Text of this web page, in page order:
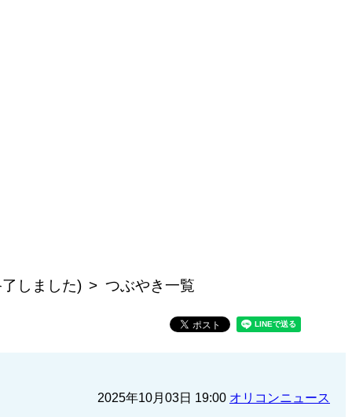
しました) つぶやき一覧
2025年10月03日 19:00 オリコンニュース